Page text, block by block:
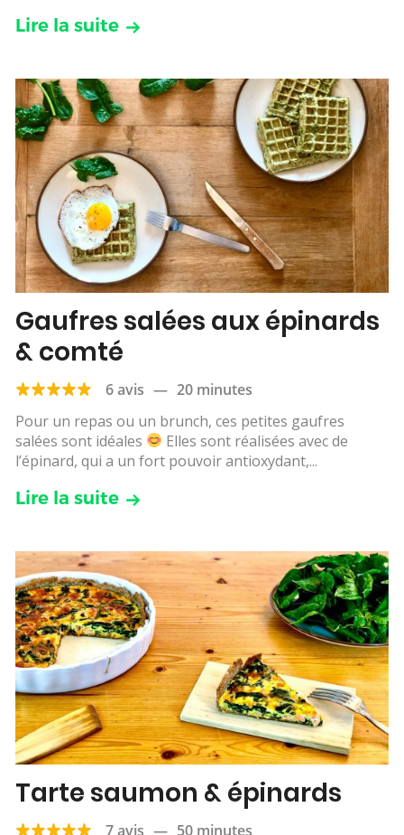
Lire la suite
Gaufres salées aux épinards
& comté
6 avis — 20 minutes
Pour un repas ou un brunch, ces petites gaufres
salées sont idéales
Elles sont réalisées avec de
l’épinard, qui a un fort pouvoir antioxydant,...
Lire la suite
Tarte saumon & épinards
7 avis — 50 minutes